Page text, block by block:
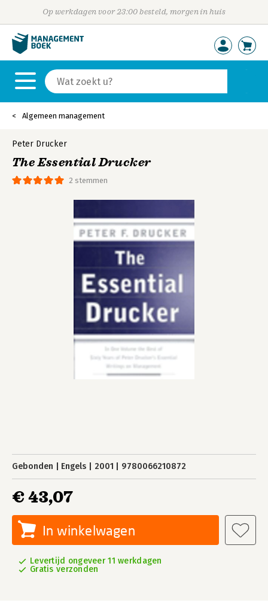
Op werkdagen voor 23:00 besteld, morgen in huis
Algemeen management
2 stemmen
Peter Drucker
The Essential Drucker
Gebonden Engels 2001 9780066210872
€ 43,07
In winkelwagen
Levertijd ongeveer 11 werkdagen
Gratis verzonden